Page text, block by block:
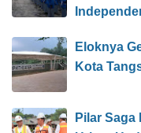
Eloknya
Kota
Pilar Saga